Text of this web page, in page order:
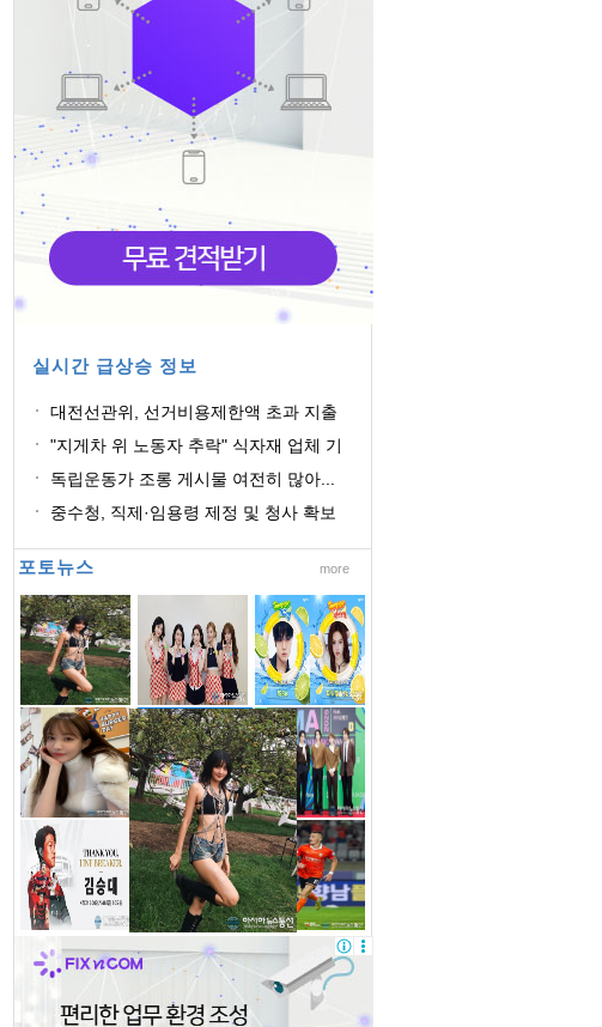
실시간 급상승 정보
대전선관위, 선거비용제한액 초과 지출
"지게차 위 노동자 추락" 식자재 업체 기
독립운동가 조롱 게시물 여전히 많아...
중수청, 직제·임용령 제정 및 청사 확보
포토뉴스 more